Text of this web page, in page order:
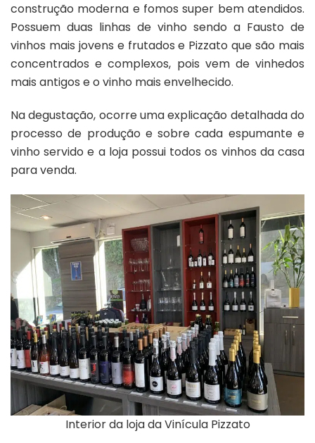
construção moderna e fomos super bem atendidos.
Possuem duas linhas de vinho sendo a Fausto de
vinhos mais jovens e frutados e Pizzato que são mais
concentrados e complexos, pois vem de vinhedos
mais antigos e o vinho mais envelhecido.
Na degustação, ocorre uma explicação detalhada do
processo de produção e sobre cada espumante e
vinho servido e a loja possui todos os vinhos da casa
para venda.
Interior da loja da Vinícula Pizzato